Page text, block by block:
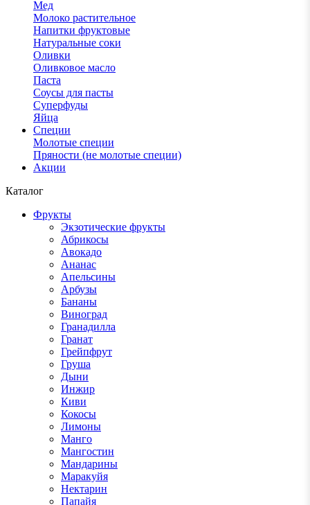
Мед
Молоко растительное
Напитки фруктовые
Натуральные соки
Оливки
Оливковое масло
Паста
Соусы для пасты
Суперфуды
Яйца
Специи
Молотые специи
Пряности (не молотые специи)
Акции
Каталог
Фрукты
Экзотические фрукты
Абрикосы
Авокадо
Ананас
Апельсины
Арбузы
Бананы
Виноград
Гранадилла
Гранат
Грейпфрут
Груша
Дыни
Инжир
Киви
Кокосы
Лимоны
Манго
Мангостин
Мандарины
Маракуйя
Нектарин
Папайя